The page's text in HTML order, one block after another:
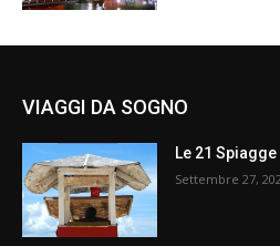
VIAGGI DA SOGNO
Le 21
Settembre 27,